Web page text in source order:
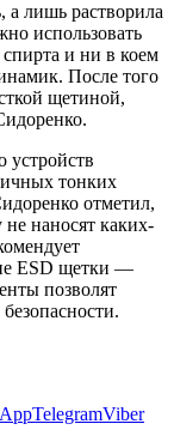
а лишь растворила
использовать
и ни в коем
После того
щетиной,
устройств
тонких
отметил,
наносят каких-
ESD щетки —
позволят
TelegramViber